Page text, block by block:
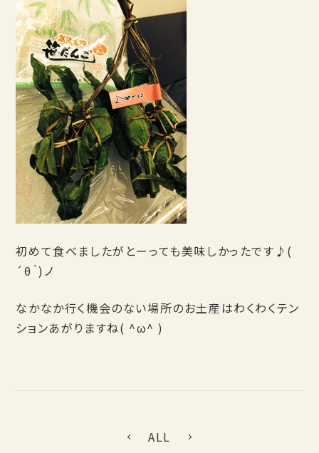
初めて食べましたがとーっても美味しかったです♪(
´θ｀)ノ
なかなか行く機会のない場所のお土産はわくわくテン
ションあがりますね( ^ω^ )
ALL